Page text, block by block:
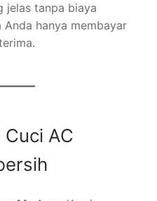
jelas tanpa biaya
hanya membayar
AC